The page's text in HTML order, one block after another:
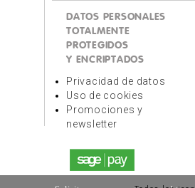
DATOS PERSONALES
TOTALMENTE
PROTEGIDOS
Y ENCRIPTADOS
Privacidad de datos
Uso de cookies
Promociones y
newsletter